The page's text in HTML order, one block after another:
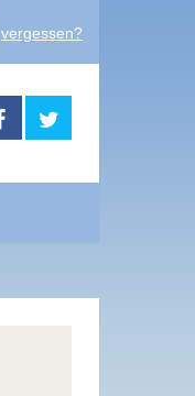
vergessen?